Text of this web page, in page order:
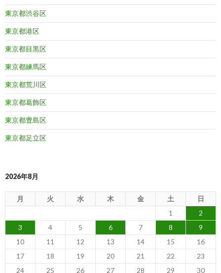
東京都渋谷区
東京都港区
東京都目黒区
東京都練馬区
東京都荒川区
東京都葛飾区
東京都豊島区
東京都足立区
2026年8月
月 火 水 木 金 土
日
1
2
3
4 5 6 7 8
9
10
11 12 13 14 15
16
17
18 19 20 21 22
23
24
25 26 27 28 29 30